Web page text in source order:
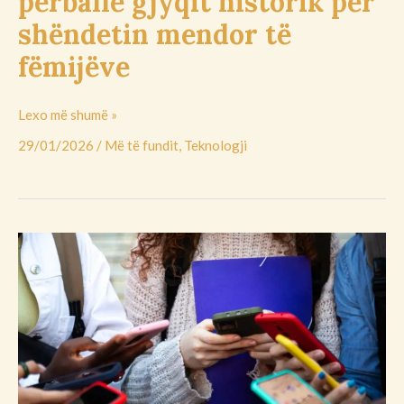
shëndetin mendor të
fëmijëve
Lexo më shumë »
29/01/2026 / Më të fundit, Teknologji
A
do
t’i
shpëtojë
kufizimi
mediave
sociale